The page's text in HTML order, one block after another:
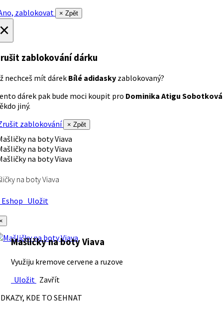
zablokovat
× Zpět
zablokování dárku
nechceš mít dárek Bílé adidasky zablokovaný?
dárek pak bude moci koupit pro Dominika Atigu Sobotková
jiný.
zablokování
× Zpět
na boty Viava
Uložit
Mašličky na boty Viava
Využiju kremove cervene a ruzove
Uložit Zavřít
KDE TO SEHNAT